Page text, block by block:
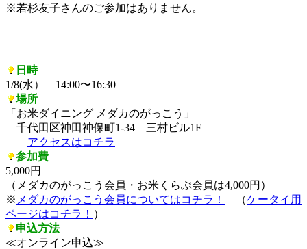
※若杉友子さんのご参加はありません。
日時
1/8(水） 14:00〜16:30
場所
「お米ダイニング メダカのがっこう」
千代田区神田神保町1-34 三村ビル1F
アクセスはコチラ
参加費
5,000円
（メダカのがっこう会員・お米くらぶ会員は4,000円）
※ メダカのがっこう会員についてはコチラ！ （ケータイ用
ページはコチラ！ ）
申込方法
≪オンライン申込≫